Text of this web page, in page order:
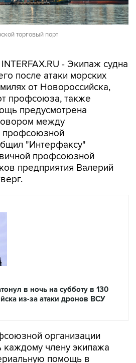
торговый порт
- Экипаж судна
после атаки морских
от Новороссийска,
профсоюза, также
предусмотрена
между
профсоюзной
"Интерфаксу"
профсоюзной
предприятия Валерий
в ночь на субботу в 130
из-за атаки дронов ВСУ
организации
члену экипажа
помощь в